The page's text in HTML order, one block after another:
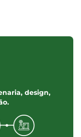
design,